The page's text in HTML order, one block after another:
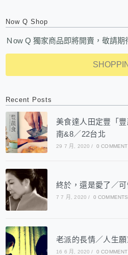
Now Q Shop
Ｎow Q 獨家商品即將開賣，敬請期
Recent Posts
美食達人田定豐「
南&8／22台北
29 7 月, 2020 / 0
終於，還是愛了／
7 7 月, 2020 / 0 COMMENTS
老派的長情／人生
16 6 月, 2020 / 0